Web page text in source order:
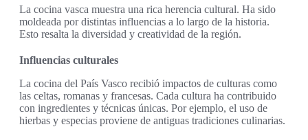
La cocina vasca muestra una rica herencia cultural. Ha sido
moldeada por distintas influencias a lo largo de la historia.
Esto resalta la diversidad y creatividad de la región.
Influencias culturales
La cocina del País Vasco recibió impactos de culturas como
las celtas, romanas y francesas. Cada cultura ha contribuido
con ingredientes y técnicas únicas. Por ejemplo, el uso de
hierbas y especias proviene de antiguas tradiciones culinarias.